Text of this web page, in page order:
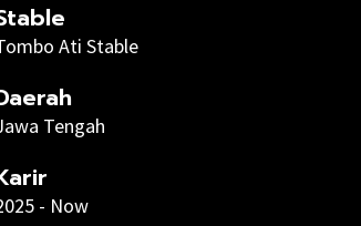
Ati Stable
Tengah
- Now